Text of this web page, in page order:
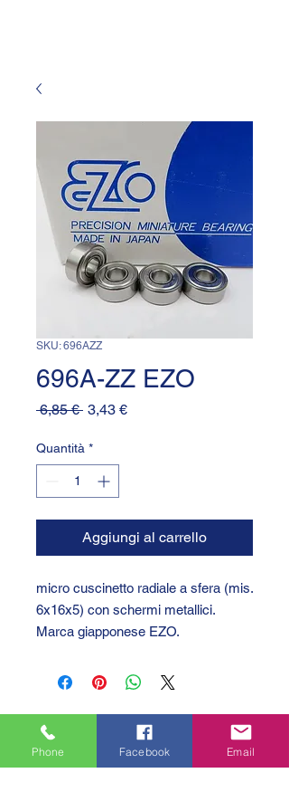
SKU: 696AZZ
696A-ZZ EZO
6,85 € Prezzo
3,43 €Prezzo
Quantità *
Aggiungi al carrello
micro cuscinetto radiale a sfera (mis.
6x16x5) con schermi metallici.
Marca giapponese EZO.
Phone Facebook Email